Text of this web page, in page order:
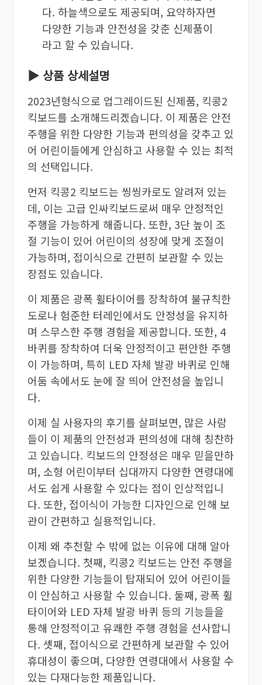
다. 하늘색으로도 제공되며, 요약하자면
다양한 기능과 안전성을 갖춘 신제품이
라고 할 수 있습니다.
▶ 상품 상세설명
2023년형식으로 업그레이드된 신제품, 킥콩2
킥보드를 소개해드리겠습니다. 이 제품은 안전
주행을 위한 다양한 기능과 편의성을 갖추고 있
어 어린이들에게 안심하고 사용할 수 있는 최적
의 선택입니다.
먼저 킥콩2 킥보드는 씽씽카로도 알려져 있는
데, 이는 고급 인싸킥보드로써 매우 안정적인
주행을 가능하게 해줍니다. 또한, 3단 높이 조
절 기능이 있어 어린이의 성장에 맞게 조절이
가능하며, 접이식으로 간편히 보관할 수 있는
장점도 있습니다.
이 제품은 광폭 휠타이어를 장착하여 불규칙한
도로나 험준한 터레인에서도 안정성을 유지하
며 스무스한 주행 경험을 제공합니다. 또한, 4
바퀴를 장착하여 더욱 안정적이고 편안한 주행
이 가능하며, 특히 LED 자체 발광 바퀴로 인해
어둠 속에서도 눈에 잘 띄어 안전성을 높입니
다.
이제 실 사용자의 후기를 살펴보면, 많은 사람
들이 이 제품의 안전성과 편의성에 대해 칭찬하
고 있습니다. 킥보드의 안정성은 매우 믿을만하
며, 소형 어린이부터 십대까지 다양한 연령대에
서도 쉽게 사용할 수 있다는 점이 인상적입니
다. 또한, 접이식이 가능한 디자인으로 인해 보
관이 간편하고 실용적입니다.
이제 왜 추천할 수 밖에 없는 이유에 대해 알아
보겠습니다. 첫째, 킥콩2 킥보드는 안전 주행을
위한 다양한 기능들이 탑재되어 있어 어린이들
이 안심하고 사용할 수 있습니다. 둘째, 광폭 휠
타이어와 LED 자체 발광 바퀴 등의 기능들을
통해 안정적이고 유쾌한 주행 경험을 선사합니
다. 셋째, 접이식으로 간편하게 보관할 수 있어
휴대성이 좋으며, 다양한 연령대에서 사용할 수
있는 다재다능한 제품입니다.